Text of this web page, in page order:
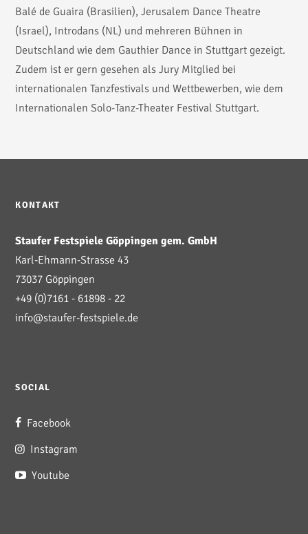
Balé de Guaira (Brasilien), Jerusalem Dance Theatre
(Israel), Introdans (NL) und mehreren Bühnen in
Deutschland wie dem Gauthier Dance in Stuttgart gezeigt.
Zudem ist er gern gesehen als Jury Mitglied bei
internationalen Tanzfestivals und Wettbewerben, wie dem
Internationalen Solo-Tanz-Theater Festival Stuttgart.
KONTAKT
Staufer Festspiele Göppingen gem. GmbH
Karl-Ehmann-Strasse 43
73037 Göppingen
+49 (0)7161 - 61898 - 22
info@staufer-festspiele.de
SOCIAL
Facebook
Instagram
Youtube